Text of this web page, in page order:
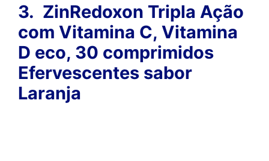
3. ZinRedoxon Tripla Ação
com Vitamina C, Vitamina
D eco, 30 comprimidos
Efervescentes sabor
Laranja